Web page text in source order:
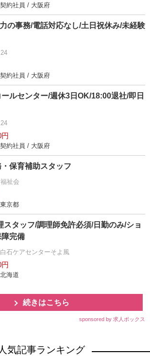
約社員 / 大阪府
の事務/電話対応なし/土日祝休み/未経験
約社員 / 大阪府
ルセンター/週休3日OK/18:00退社/即日
約社員 / 大阪府
保育補助スタッフ
祉会
京都
スタッフ/調理師免許必須/日勤のみ/ショ
完備
石ケアセンターそよ風
海道
続きはこちら
sponsored by 求人ボックス
気記事ランキング